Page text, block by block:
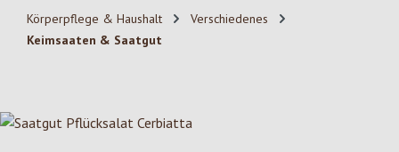
Körperpflege & Haushalt
Verschiedenes
Keimsaaten & Saatgut
Bildergalerie überspringen